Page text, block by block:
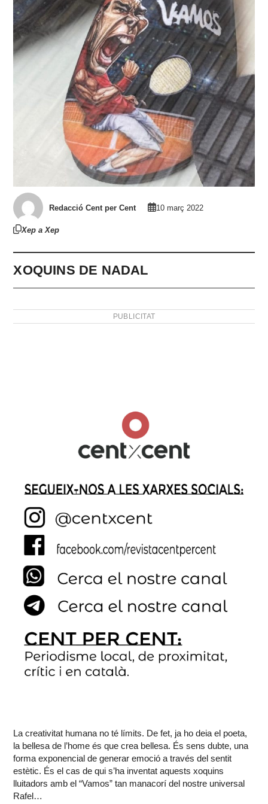
Redacció Cent per Cent 10 març 2022
Xep a Xep
XOQUINS DE NADAL
PUBLICITAT
La creativitat humana no té límits. De fet, ja ho deia el poeta,
la bellesa de l’home és que crea bellesa. És sens dubte, una
forma exponencial de generar emoció a través del sentit
estètic. És el cas de qui s’ha inventat aquests xoquins
lluitadors amb el “Vamos” tan manacorí del nostre universal
Rafel…